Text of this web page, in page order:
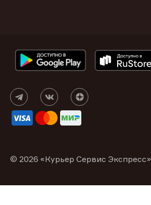
© 2026 «Курьер Сервис Экспресс»